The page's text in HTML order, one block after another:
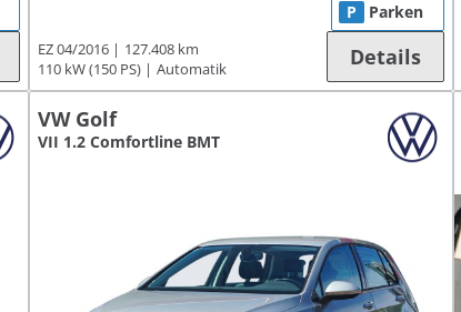
EZ 04/2016
127.408 km
110 kW (150 PS)
Automatik
P Parken
Details
VW Golf
VII 1.2 Comfortline BMT